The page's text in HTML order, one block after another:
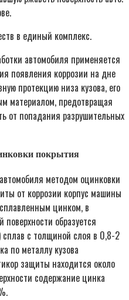
в единый комплекс.
автомобиля применяется
появления коррозии на дне
протекцию низа кузова, его
материалом, предотвращая
от попадания разрушительных
покрытия
методом оцинковки
от коррозии корпус машины
цинком, в
поверхности образуется
с толщиной слоя в 0,8-2
по металлу кузова
защиты находится около
содержание цинка